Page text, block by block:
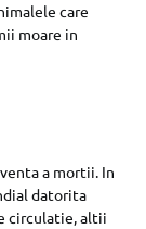
care
moare in
a mortii. In
datorita
circulatie, altii